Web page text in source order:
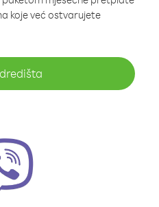
koje već ostvarujete